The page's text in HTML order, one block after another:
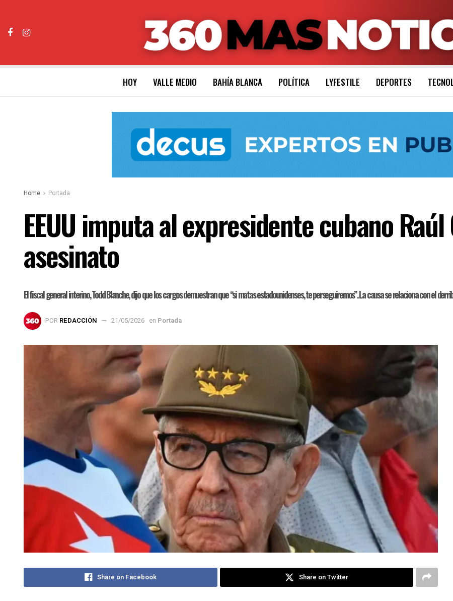
HOY VALLE MEDIO BAHÍA BLANCA POLÍTICA LYFESTILE DEPORTES
Home Portada
EEUU imputa al expresidente cubano
asesinato
El fiscal general interino, Todd Blanche, dijo que los cargos demuestran que “si matas estadounidenses, te perseguiremos”. La causa se relaciona con el
POR REDACCIÓN 21/05/2026 en Portada
Share on Facebook Share on Twitter